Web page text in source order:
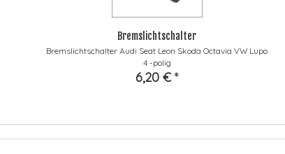
Bremslichtschalter
Bremslichtschalter Audi Seat Leon Skoda Octavia VW Lupo
4 -polig
6,20 € *